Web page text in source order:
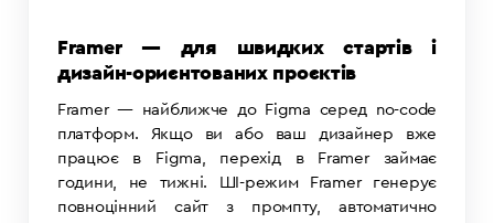
Framer — для швидких стартів і
дизайн-ориєнтованих проєктів
Framer — найближче до Figma серед no-code
платформ. Якщо ви або ваш дизайнер вже
працює в Figma, перехід в Framer займає
години, не тижні. ШІ-режим Framer генерує
повноцінний сайт з промпту, автоматично